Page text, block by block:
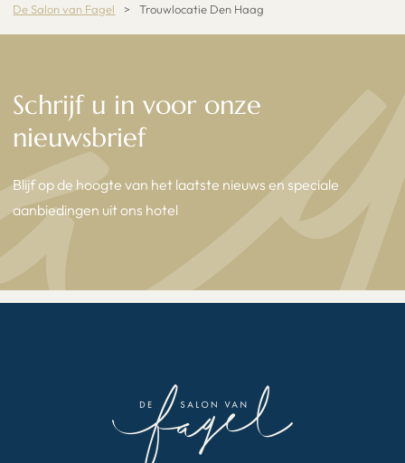
De Salon van Fagel > Trouwlocatie Den Haag
Schrijf u in voor onze
nieuwsbrief
Blijf op de hoogte van het laatste nieuws en speciale
aanbiedingen uit ons hotel